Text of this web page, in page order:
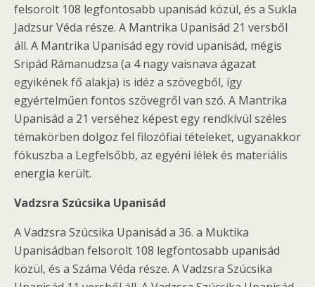
felsorolt 108 legfontosabb upanisád közül, és a Sukla
Jadzsur Véda része. A Mantrika Upanisád 21 versből
áll. A Mantrika Upanisád egy rövid upanisád, mégis
Sripád Rámanudzsa (a 4 nagy vaisnava ágazat
egyikének fő alakja) is idéz a szövegből, így
egyértelműen fontos szövegről van szó. A Mantrika
Upanisád a 21 verséhez képest egy rendkívül széles
témakörben dolgoz fel filozófiai tételeket, ugyanakkor
fókuszba a Legfelsőbb, az egyéni lélek és materiális
energia került.
Vadzsra Szúcsika Upanisád
A Vadzsra Szúcsika Upanisád a 36. a Muktika
Upanisádban felsorolt 108 legfontosabb upanisád
közül, és a Száma Véda része. A Vadzsra Szúcsika